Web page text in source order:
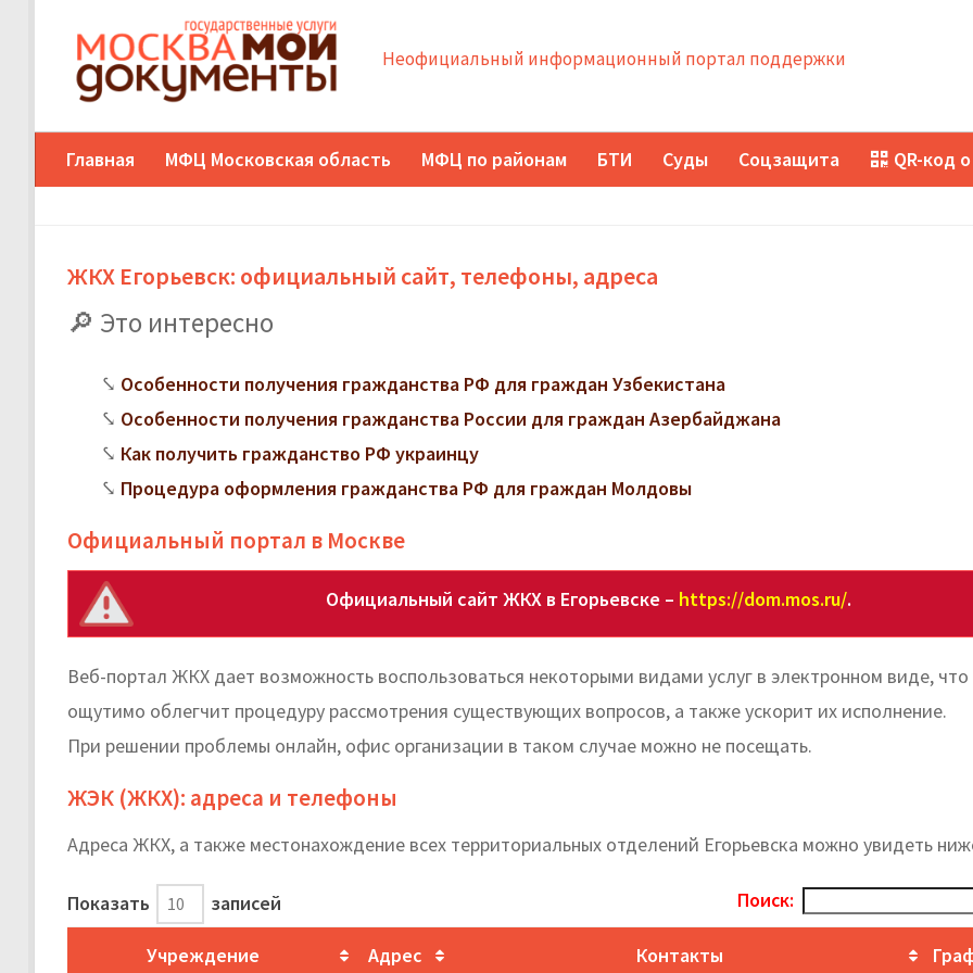
Неофициальный информационный портал поддержки
Главная МФЦ Московская область МФЦ по районам БТИ Суды Соцзащита QR-код
ЖКХ Егорьевск: официальный сайт, телефоны, адреса
Это интересно
Особенности получения гражданства РФ для граждан Узбекистана
Особенности получения гражданства России для граждан Азербайджана
Как получить гражданство РФ украинцу
Процедура оформления гражданства РФ для граждан Молдовы
Официальный портал в Москве
Официальный сайт ЖКХ в Егорьевске – https://dom.mos.ru/.
Веб-портал ЖКХ дает возможность воспользоваться некоторыми видами услуг в электронном виде, что
ощутимо облегчит процедуру рассмотрения существующих вопросов, а также ускорит их исполнение.
При решении проблемы онлайн, офис организации в таком случае можно не посещать.
ЖЭК (ЖКХ): адреса и телефоны
Адреса ЖКХ, а также местонахождение всех территориальных отделений Егорьевска можно увидеть
Показать записей Поиск:
Учреждение Адрес Контакты